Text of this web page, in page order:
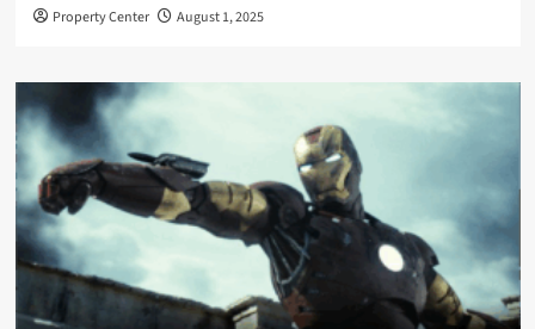
Property Center August 1, 2025